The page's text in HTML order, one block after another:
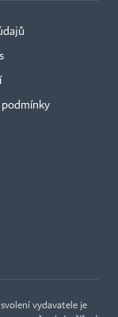
podmínky
vydavatele je